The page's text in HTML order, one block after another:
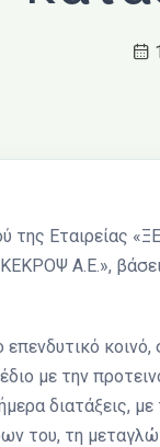
της Εταιρείας
Α.Ε.»,
με την
διατάξεις,
του, τη